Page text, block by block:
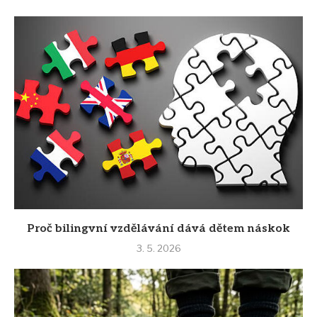
Proč bilingvní vzdělávání dává dětem náskok
3. 5. 2026